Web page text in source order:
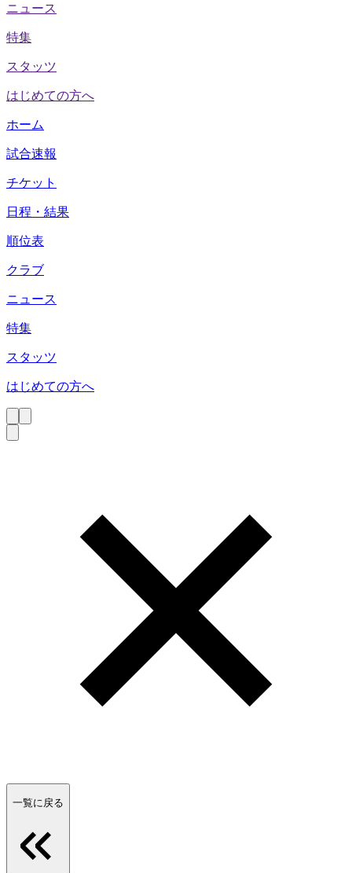
ニュース
特集
スタッツ
はじめての方へ
ホーム
試合速報
チケット
日程・結果
順位表
クラブ
ニュース
特集
スタッツ
はじめての方へ
一覧に戻る